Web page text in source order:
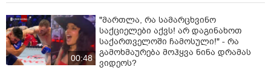
00:48
"მართლა, რა სამარცხვინო
საქციელები აქვს! არ დაგინახოთ
საქართველოში ჩამოსული!" - რა
გამოხმაურება მოჰყვა ნინა დრამას
ვიდეოს?